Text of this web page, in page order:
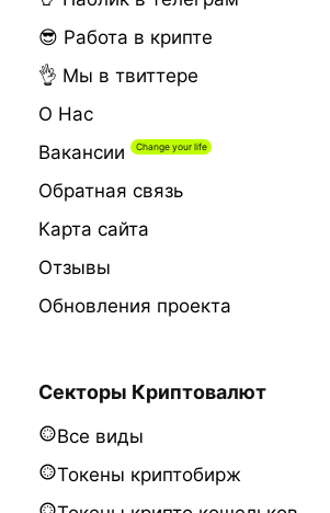
😎 Работа в крипте
👌 Мы в твиттере
О Нас
Вакансии
Обратная связь
Карта сайта
Отзывы
Обновления проекта
Секторы Криптовалют
Все виды
Токены криптобирж